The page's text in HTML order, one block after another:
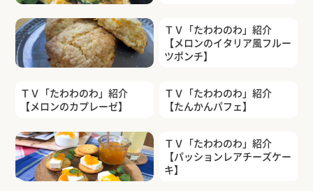
かぼちゃのヨーグルトサラダ
【きんかんスコーン】
ＴＶ「たわわのわ」紹介
【メロンのイタリア風フルー
ツポンチ】
ＴＶ「たわわのわ」紹介
【メロンのカプレーゼ】
ＴＶ「たわわのわ」紹介
【たんかんパフェ】
ＴＶ「たわわのわ」紹介
【パッションレアチーズケー
キ】